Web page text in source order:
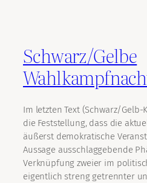
Schwarz/Gelbe
Im letzten Text (Schwarz/
die Feststellung, dass die
äußerst demokratische
Aussage ausschlaggebende
Verknüpfung zweier im
eigentlich streng getrennter